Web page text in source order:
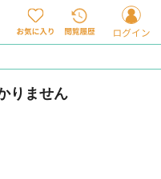
りません